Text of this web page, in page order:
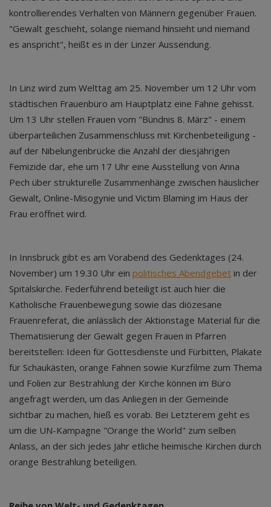
kontrollierendes Verhalten von Männern gegenüber Frauen.
"Gewalt geschieht, solange niemand hinsieht und niemand
es anspricht", heißt es in der Linzer Aussendung.
In Linz wird zum Welttag am 25. November um 12 Uhr vom
städtischen Frauenbüro am Hauptplatz eine Fahne gehisst.
Um 13 Uhr stellen Frauen vom "Bündnis 8. März" - einem
überparteilichen Zusammenschluss mit Kirchenbeteiligung -
auf der Nibelungenbrücke die Anzahl der diesjährigen
Femizide dar, ehe um 17 Uhr eine Ausstellung von Anna
Pech über strukturelle Zusammenhänge zwischen häuslicher
Gewalt, Online-Misogynie und Victim Blaming im Haus der
Frau eröffnet wird.
In Innsbruck gibt es am Vorabend des Gedenktages (24.
November) um 19.30 Uhr ein politisches Abendgebet in der
Spitalskirche. Federführend beteiligt ist auch hier die
Katholische Frauenbewegung sowie das diözesane
Frauenreferat, die anlässlich der Aktionstage Material für die
Thematisierung der Gewalt gegen Frauen in Pfarren
bereitstellen: Ideen für Gottesdienste und Fürbitten, Plakate
für Schaukästen, orange Fahnen sowie Kurzfilme zum Thema
und Folien zur Bestrahlung der Kirche können im Büro
angefragt werden, um das Anliegen in der Gemeinde
sichtbar zu machen, hieß es vorab. Bei Letzterem geht es
um die UN-Kampagne "Orange the World" zum selben
Anlass, an der sich jedes Jahr etliche heimische Kirchen durch
orange Bestrahlung beteiligen.